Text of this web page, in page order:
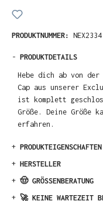
PRODUKTNUMMER:
- PRODUKTDETAILS
Hebe dich ab von
Cap aus unserer
ist komplett
Größe. Deine Größe
erfahren.
+ PRODUKTEIGENSCHAFTEN
+ HERSTELLER
+ 🤠 GRÖSSENBERATUNG
+ 🚀 KEINE WARTEZEIT